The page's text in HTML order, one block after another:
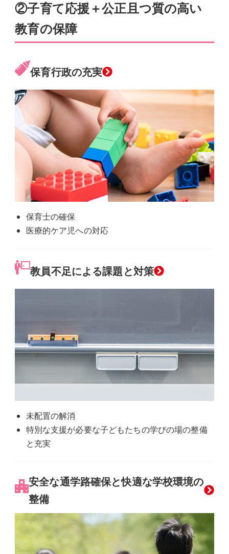
②子育て応援＋公正且つ質の高い
教育の保障
保育行政の充実
保育士の確保
医療的ケア児への対応
グ
ー
プ
ン
ク
教員不足による課題と対策
未配置の解消
特別な支援が必要な子どもたちの学びの場の整備
と充実
安全な通学路確保と快適な学校環境の
整備